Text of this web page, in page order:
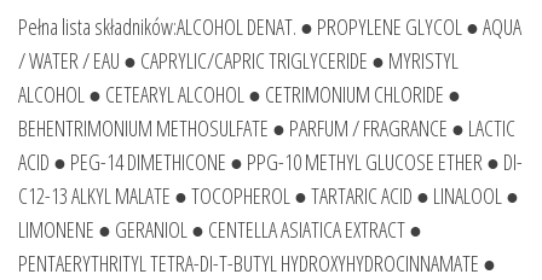
Pełna lista składników:ALCOHOL DENAT. ● PROPYLENE GLYCOL ● AQUA
/ WATER / EAU ● CAPRYLIC/CAPRIC TRIGLYCERIDE ● MYRISTYL
ALCOHOL ● CETEARYL ALCOHOL ● CETRIMONIUM CHLORIDE ●
BEHENTRIMONIUM METHOSULFATE ● PARFUM / FRAGRANCE ● LACTIC
ACID ● PEG-14 DIMETHICONE ● PPG-10 METHYL GLUCOSE ETHER ● DI-
C12-13 ALKYL MALATE ● TOCOPHEROL ● TARTARIC ACID ● LINALOOL ●
LIMONENE ● GERANIOL ● CENTELLA ASIATICA EXTRACT ●
PENTAERYTHRITYL TETRA-DI-T-BUTYL HYDROXYHYDROCINNAMATE ●